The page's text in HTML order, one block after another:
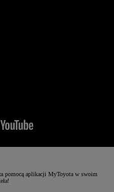
pomocą aplikacji MyToyota w swoim